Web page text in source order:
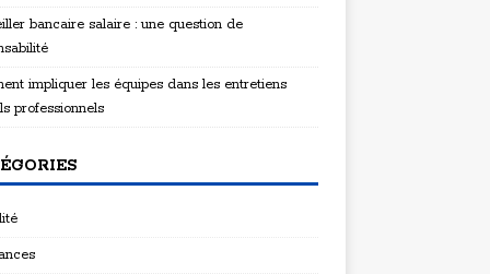
bancaire salaire : une question de
impliquer les équipes dans les entretiens
professionnels